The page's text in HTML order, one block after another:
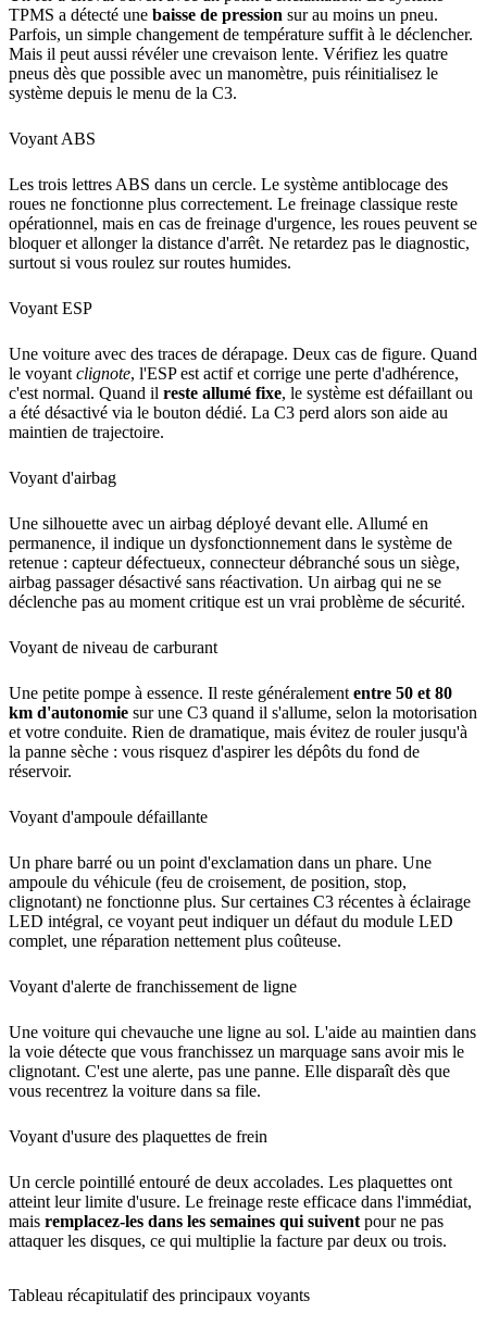
TPMS a détecté une baisse de pression sur au moins un pneu.
Parfois, un simple changement de température suffit à le déclencher.
Mais il peut aussi révéler une crevaison lente. Vérifiez les quatre
pneus dès que possible avec un manomètre, puis réinitialisez le
système depuis le menu de la C3.
Voyant ABS
Les trois lettres ABS dans un cercle. Le système antiblocage des
roues ne fonctionne plus correctement. Le freinage classique reste
opérationnel, mais en cas de freinage d'urgence, les roues peuvent se
bloquer et allonger la distance d'arrêt. Ne retardez pas le diagnostic,
surtout si vous roulez sur routes humides.
Voyant ESP
Une voiture avec des traces de dérapage. Deux cas de figure. Quand
le voyant clignote, l'ESP est actif et corrige une perte d'adhérence,
c'est normal. Quand il reste allumé fixe, le système est défaillant ou
a été désactivé via le bouton dédié. La C3 perd alors son aide au
maintien de trajectoire.
Voyant d'airbag
Une silhouette avec un airbag déployé devant elle. Allumé en
permanence, il indique un dysfonctionnement dans le système de
retenue : capteur défectueux, connecteur débranché sous un siège,
airbag passager désactivé sans réactivation. Un airbag qui ne se
déclenche pas au moment critique est un vrai problème de sécurité.
Voyant de niveau de carburant
Une petite pompe à essence. Il reste généralement entre 50 et 80
km d'autonomie sur une C3 quand il s'allume, selon la motorisation
et votre conduite. Rien de dramatique, mais évitez de rouler jusqu'à
la panne sèche : vous risquez d'aspirer les dépôts du fond de
réservoir.
Voyant d'ampoule défaillante
Un phare barré ou un point d'exclamation dans un phare. Une
ampoule du véhicule (feu de croisement, de position, stop,
clignotant) ne fonctionne plus. Sur certaines C3 récentes à éclairage
LED intégral, ce voyant peut indiquer un défaut du module LED
complet, une réparation nettement plus coûteuse.
Voyant d'alerte de franchissement de ligne
Une voiture qui chevauche une ligne au sol. L'aide au maintien dans
la voie détecte que vous franchissez un marquage sans avoir mis le
clignotant. C'est une alerte, pas une panne. Elle disparaît dès que
vous recentrez la voiture dans sa file.
Voyant d'usure des plaquettes de frein
Un cercle pointillé entouré de deux accolades. Les plaquettes ont
atteint leur limite d'usure. Le freinage reste efficace dans l'immédiat,
mais remplacez-les dans les semaines qui suivent pour ne pas
attaquer les disques, ce qui multiplie la facture par deux ou trois.
Tableau récapitulatif des principaux voyants